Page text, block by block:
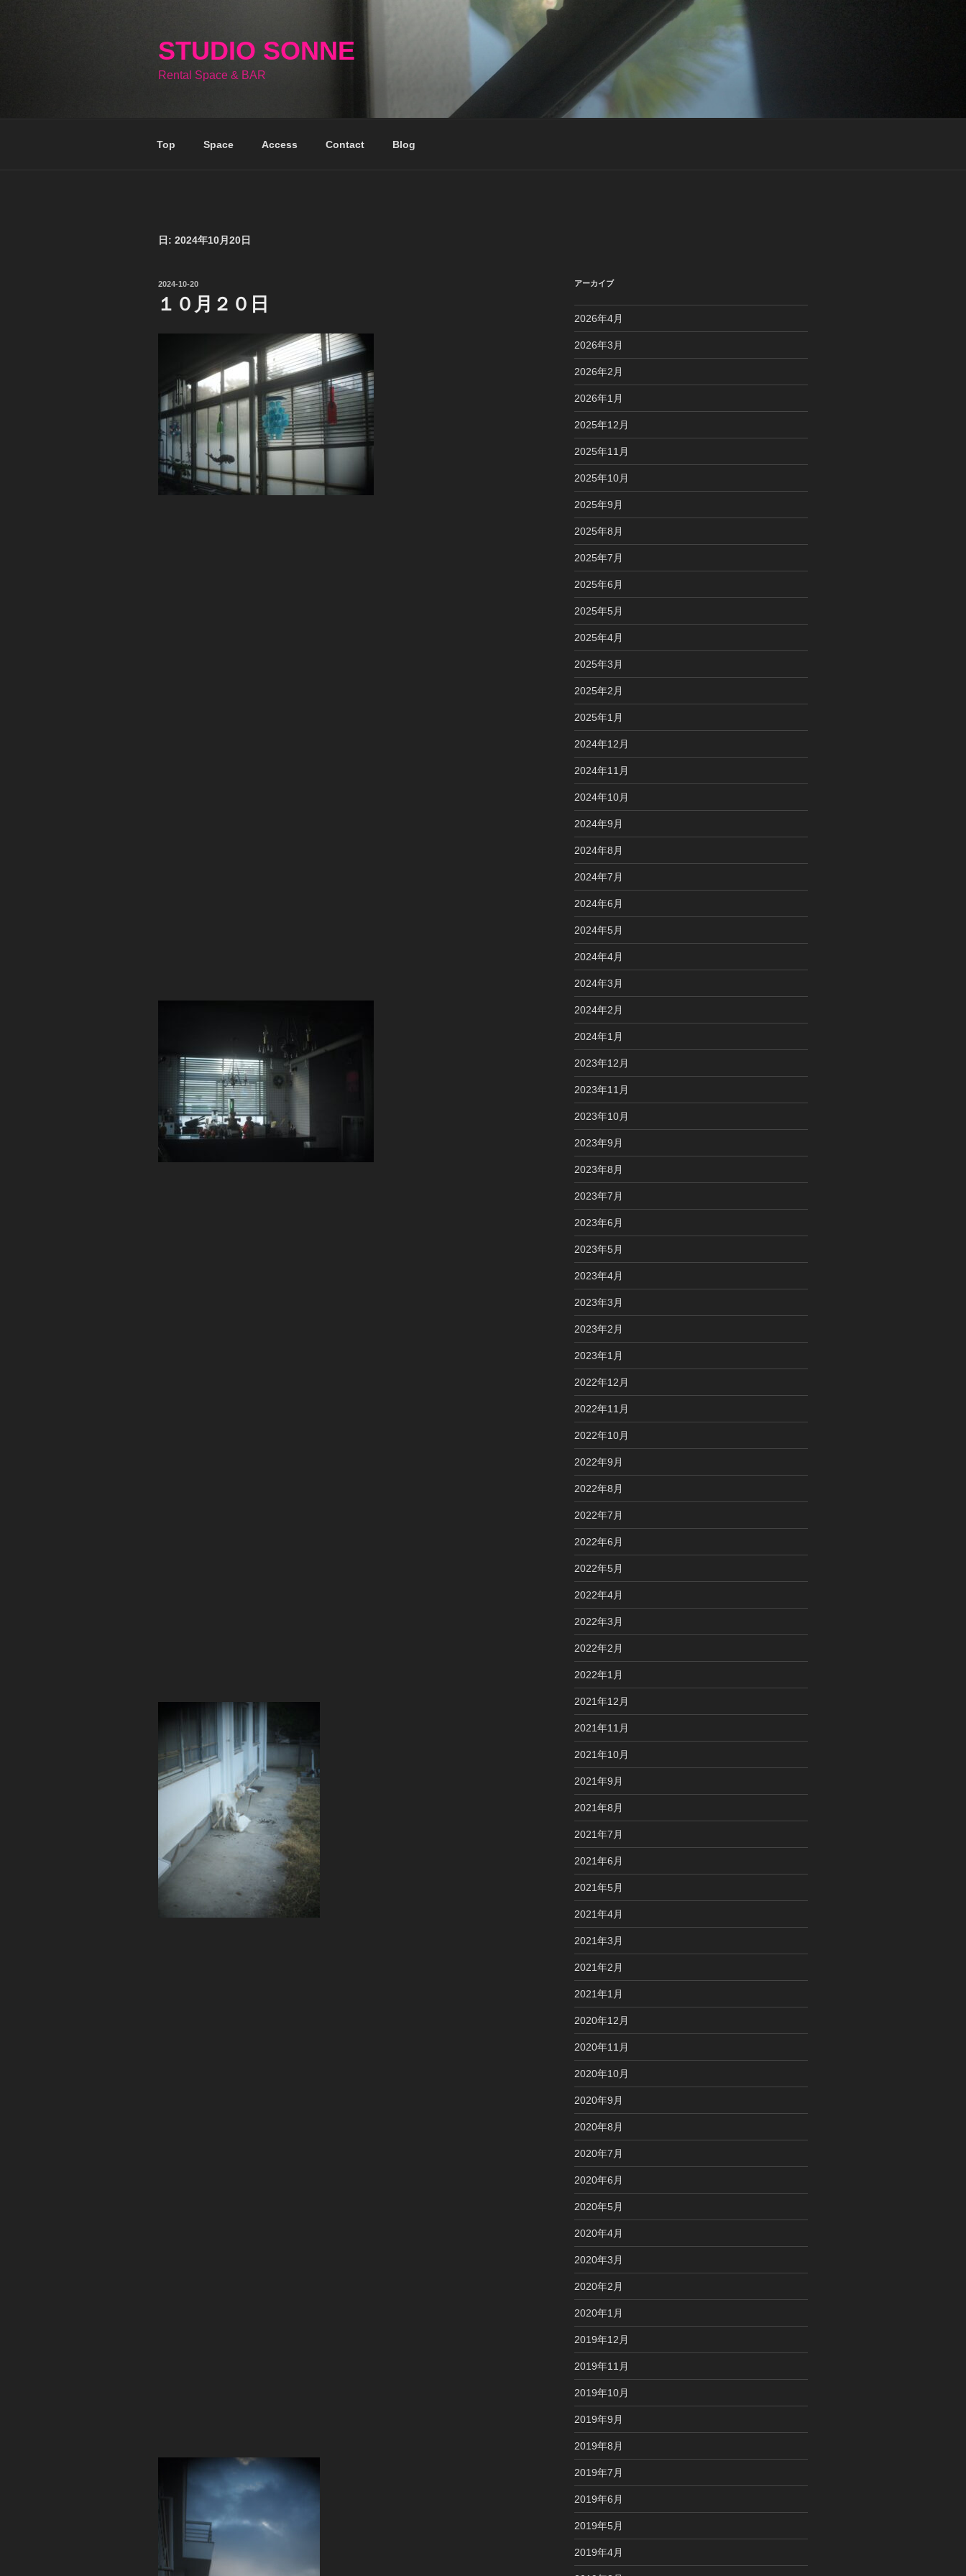
STUDIO SONNE
Rental Space & BAR
Top Space Access Contact Blog
日: 2024年10月20日
投
2024-10-20
１０月２０日
アーカイブ
2026年4月
2026年3月
2026年2月
2026年1月
2025年12月
2025年11月
2025年10月
2025年9月
2025年8月
2025年7月
2025年6月
2025年5月
2025年4月
2025年3月
2025年2月
2025年1月
2024年12月
2024年11月
2024年10月
2024年9月
2024年8月
2024年7月
2024年6月
2024年5月
2024年4月
2024年3月
2024年2月
2024年1月
2023年12月
2023年11月
2023年10月
2023年9月
2023年8月
2023年7月
2023年6月
2023年5月
2023年4月
2023年3月
2023年2月
2023年1月
2022年12月
2022年11月
2022年10月
2022年9月
2022年8月
2022年7月
2022年6月
2022年5月
2022年4月
2022年3月
2022年2月
2022年1月
2021年12月
2021年11月
2021年10月
2021年9月
2021年8月
2021年7月
2021年6月
2021年5月
2021年4月
2021年3月
2021年2月
2021年1月
2020年12月
2020年11月
2020年10月
2020年9月
2020年8月
2020年7月
2020年6月
2020年5月
2020年4月
2020年3月
2020年2月
2020年1月
2019年12月
2019年11月
2019年10月
2019年9月
2019年8月
2019年7月
2019年6月
2019年5月
2019年4月